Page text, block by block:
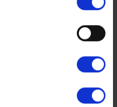
bis nach der Reise
von Spitzenköchen
und Kompetenz